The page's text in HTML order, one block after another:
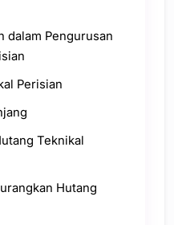
dalam Pengurusan
Perisian
Teknikal
Hutang